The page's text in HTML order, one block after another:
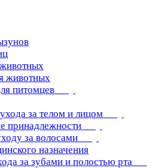
животных
питомцев
за телом и лицом
принадлежности
за волосами
назначения
за зубами и полостью рта